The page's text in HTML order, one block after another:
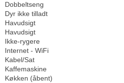
Dobbeltseng
Dyr ikke tilladt
Havudsigt
Havudsigt
Ikke-rygere
Internet - WiFi
Kabel/Sat
Kaffemaskine
Køkken (åbent)